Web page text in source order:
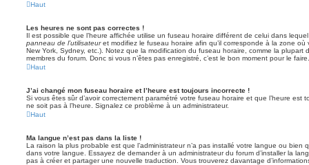
Haut
Les heures ne sont pas correctes !
Il est possible que l’heure affichée utilise un fuseau horaire différent de celui dans
panneau de l’utilisateuret modifiez le fuseau horaire afin qu’il corresponde à la zone
New York, Sydney, etc.). Notez que la modification du fuseau horaire, comme la plupart
membres du forum. Donc si vous n’êtes pas enregistré, c’est le bon moment pour le faire.
Haut
J’ai changé mon fuseau horaire et l’heure est toujours incorrecte !
Si vous êtes sûr d’avoir correctement paramétré votre fuseau horaire et que l’heure est
ne soit pas à l’heure. Signalez ce problème à un administrateur.
Haut
Ma langue n’est pas dans la liste !
La raison la plus probable est que l’administrateur n’a pas installé votre langue ou bien
dans votre langue. Essayez de demander à un administrateur du forum d’installer la
pas à créer et partager une nouvelle traduction. Vous trouverez davantage